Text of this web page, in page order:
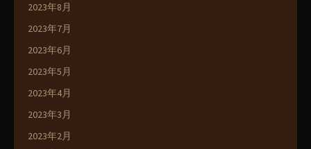
2023年8月
2023年7月
2023年6月
2023年5月
2023年4月
2023年3月
2023年2月